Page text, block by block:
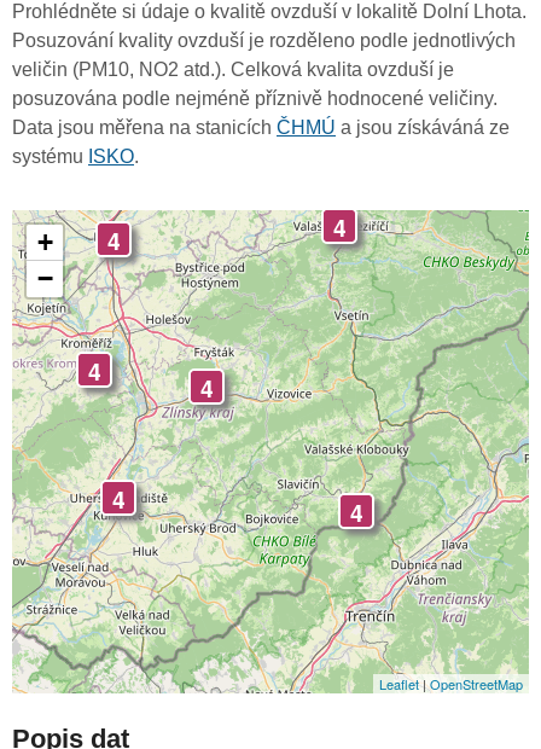
Prohlédněte si údaje o kvalitě ovzduší v lokalitě Dolní Lhota.
Posuzování kvality ovzduší je rozděleno podle jednotlivých
veličin (PM10, NO2 atd.). Celková kvalita ovzduší je
posuzována podle nejméně příznivě hodnocené veličiny.
Data jsou měřena na stanicích ČHMÚ a jsou získáváná ze
systému ISKO.
4
4
4
4
4
4
+
−
Leaflet|OpenStreetMap
Popis dat